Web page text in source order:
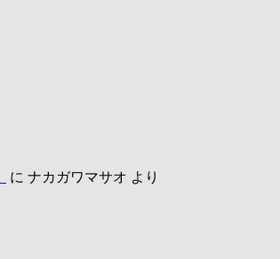
に ナカガワマサオ より